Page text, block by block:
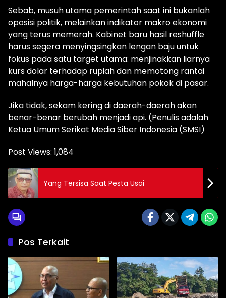
Sebab, musuh utama pemerintah saat ini bukanlah
oposisi politik, melainkan indikator makro ekonomi
yang terus memerah. Kabinet baru hasil reshuffle
harus segera menyingsingkan lengan baju untuk
fokus pada satu target utama: menjinakkan liarnya
kurs dolar terhadap rupiah dan memotong rantai
mahalnya harga-harga kebutuhan pokok di pasar.
Jika tidak, sekam kering di daerah-daerah akan
benar-benar berubah menjadi api. (Penulis adalah
Ketua Umum Serikat Media Siber Indonesia (SMSI)
Post Views: 1,084
Yang Tersisa Saat Pesta Usai
Pos Terkait